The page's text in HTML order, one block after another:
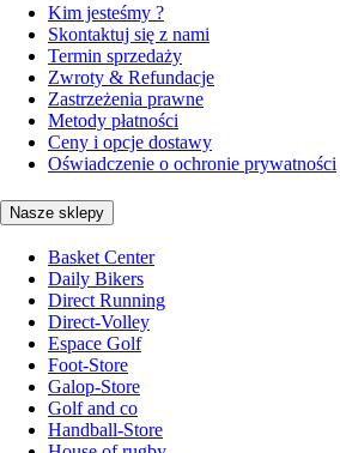
Kim jesteśmy ?
Skontaktuj się z nami
Termin sprzedaży
Zwroty & Refundacje
Zastrzeżenia prawne
Metody płatności
Ceny i opcje dostawy
Oświadczenie o ochronie prywatności
Nasze sklepy
Basket Center
Daily Bikers
Direct Running
Direct-Volley
Espace Golf
Foot-Store
Galop-Store
Golf and co
Handball-Store